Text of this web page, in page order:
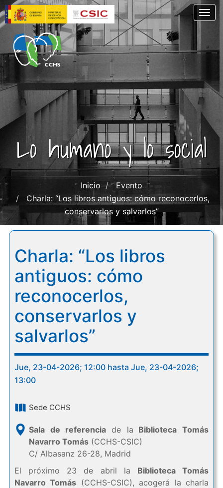
Pasar
al
contenido
principal
Lo humano y lo social
Inicio
Evento
Charla: “Los libros antiguos: cómo reconocerlos,
conservarlos y salvarlos”
Charla: “Los libros
antiguos: cómo
reconocerlos,
conservarlos y
salvarlos”
Jue, 23-04-2026; 12:00 hasta Jue, 23-04-2026;
13:00
Sede CCHS
Sala de referencia de la Biblioteca Tomás
Navarro Tomás(CCHS-CSIC)
C/ Albasanz 26-28, Madrid
El próximo 23 de abril la Biblioteca Tomás
Navarro Tomás (CCHS-CSIC), acogerá la charla